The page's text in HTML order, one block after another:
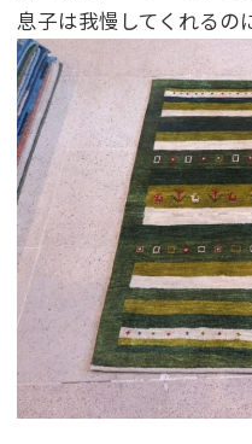
息子は我慢してくれる